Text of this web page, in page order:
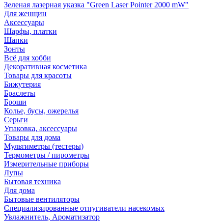
Зеленая лазерная указка "Green Laser Pointer 2000 mW"
Для женщин
Аксессуары
Шарфы, платки
Шапки
Зонты
Всё для хобби
Декоративная косметика
Товары для красоты
Бижутерия
Браслеты
Броши
Колье, бусы, ожерелья
Серьги
Упаковка, аксессуары
Товары для дома
Мультиметры (тестеры)
Термометры / пирометры
Измерительные приборы
Лупы
Бытовая техника
Для дома
Бытовые вентиляторы
Специализированные отпугиватели насекомых
Увлажнитель, Ароматизатор